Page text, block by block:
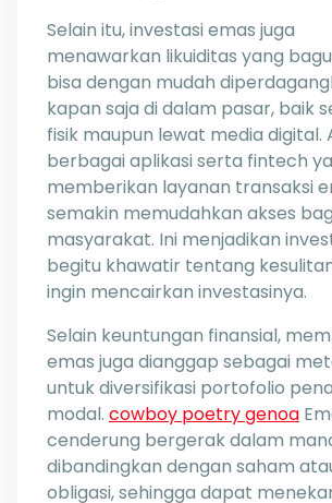
Selain itu, investasi emas juga
menawarkan likuiditas yang
bisa dengan mudah
kapan saja di dalam pasar, baik
fisik maupun lewat media digital.
berbagai aplikasi serta fintech
memberikan layanan transaksi
semakin memudahkan akses
masyarakat. Ini menjadikan
begitu khawatir tentang
ingin mencairkan investasinya.
Selain keuntungan finansial,
emas juga dianggap sebagai
untuk diversifikasi portofolio
modal. cowboy poetry genoa
cenderung bergerak dalam
dibandingkan dengan saham
obligasi, sehingga dapat